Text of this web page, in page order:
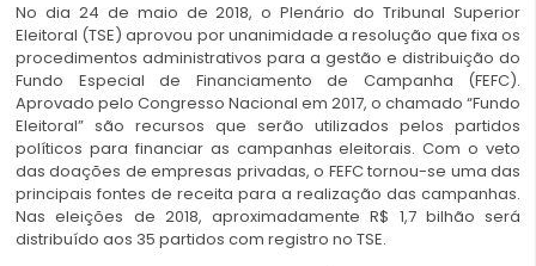
No dia 24 de maio de 2018, o Plenário do Tribunal Superior
Eleitoral (TSE) aprovou por unanimidade a resolução que fixa os
procedimentos administrativos para a gestão e distribuição do
Fundo Especial de Financiamento de Campanha (FEFC).
Aprovado pelo Congresso Nacional em 2017, o chamado “Fundo
Eleitoral” são recursos que serão utilizados pelos partidos
políticos para financiar as campanhas eleitorais. Com o veto
das doações de empresas privadas, o FEFC tornou-se uma das
principais fontes de receita para a realização das campanhas.
Nas eleições de 2018, aproximadamente R$ 1,7 bilhão será
distribuído aos 35 partidos com registro no TSE.